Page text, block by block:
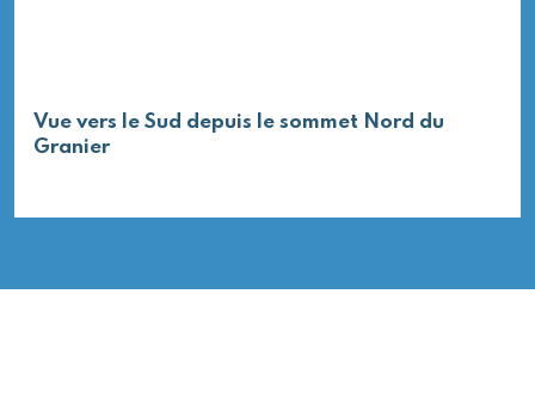
Vue vers le Sud depuis le sommet Nord du
Granier